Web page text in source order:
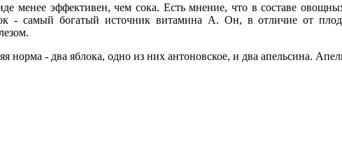
менее эффективен, чем сока. Есть мнение, что в составе
- самый богатый источник витамина А. Он, в отличие от
норма - два яблока, одно из них антоновское, и два апельсина.